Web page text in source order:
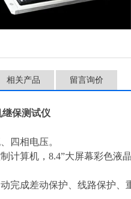
相关产品 留言询价
继保测试仪
四相电压。
计算机，8.4”大屏幕彩色液
完成差动保护、线路保护